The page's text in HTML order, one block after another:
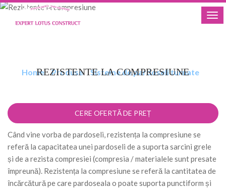
REZISTENTE LA
Home»Produse»Sisteme de pardoseli turnate»
REZISTENTE LA COMPRESIUNE
CERE OFERTĂ DE PREȚ
Când vine vorba de pardoseli, rezistența la compresiune se
referă la capacitatea unei pardoseli de a suporta sarcini grele
și de a rezista compresiei (compresia / materialele sunt presate
împreună). Rezistența la compresiune se referă la cantitatea de
încărcătură pe care pardoseala o poate suporta punctiform și